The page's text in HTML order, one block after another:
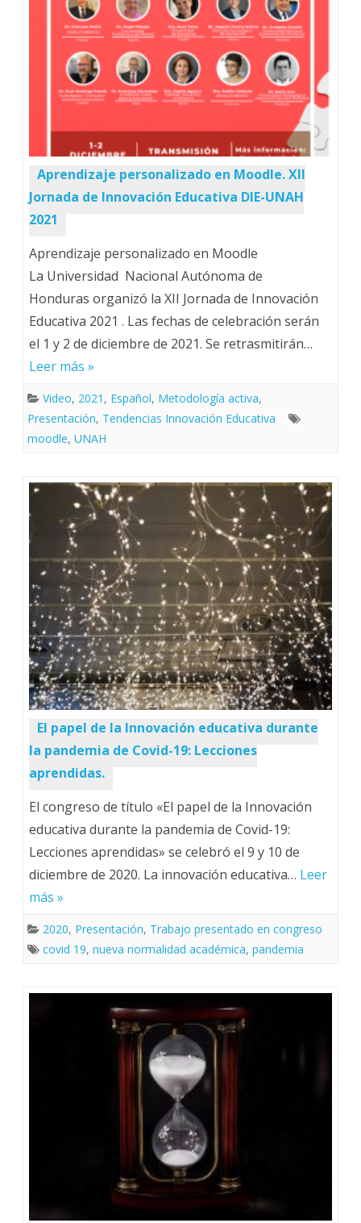
Aprendizaje personalizado en Moodle. XII
Jornada de Innovación Educativa DIE-UNAH
2021
Aprendizaje personalizado en Moodle
La Universidad Nacional Autónoma de
Honduras organizó la XII Jornada de Innovación
Educativa 2021 . Las fechas de celebración serán
el 1 y 2 de diciembre de 2021. Se retrasmitirán…
Leer más »
Video, 2021 , Español, Metodología activa,
Presentación, Tendencias Innovación Educativa
moodle, UNAH
El papel de la Innovación educativa durante
la pandemia de Covid-19: Lecciones
aprendidas.
El congreso de título «El papel de la Innovación
educativa durante la pandemia de Covid-19:
Lecciones aprendidas» se celebró el 9 y 10 de
diciembre de 2020. La innovación educativa… Leer
más »
2020, Presentación, Trabajo presentado en congreso
covid 19, nueva normalidad académica, pandemia